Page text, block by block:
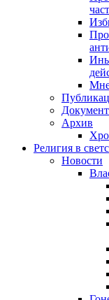
Архив
Религия в
Новости